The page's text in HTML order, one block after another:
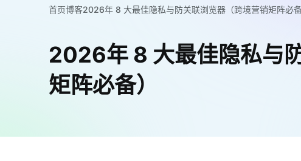
首页博客2026年 8 大最佳隐私与防关联浏览器（跨境营销矩阵必备
2026年 8 大最佳隐私与
矩阵必备）